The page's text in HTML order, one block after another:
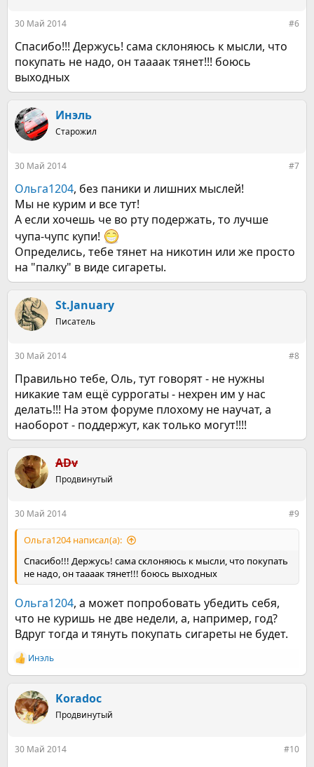
30 Май 2014 #6
Спасибо!!! Держусь! сама склоняюсь к мысли, что
покупать не надо, он таааак тянет!!! боюсь
выходных
Инэль
Старожил
30 Май 2014 #7
Ольга1204, без паники и лишних мыслей!
Мы не курим и все тут!
А если хочешь че во рту подержать, то лучше
чупа-чупс купи!
Определись, тебе тянет на никотин или же просто
на "палку" в виде сигареты.
St.January
Писатель
30 Май 2014 #8
Правильно тебе, Оль, тут говорят - не нужны
никакие там ещё суррогаты - нехрен им у нас
делать!!! На этом форуме плохому не научат, а
наоборот - поддержут, как только могут!!!!
ADv
Продвинутый
30 Май 2014 #9
Ольга1204 написал(а):
Спасибо!!! Держусь! сама склоняюсь к мысли, что покупать
не надо, он таааак тянет!!! боюсь выходных
Ольга1204, а может попробовать убедить себя,
что не куришь не две недели, а, например, год?
Вдруг тогда и тянуть покупать сигареты не будет.
Р
е
к
ц
и
Инэль
Koradoc
Продвинутый
30 Май 2014 #10